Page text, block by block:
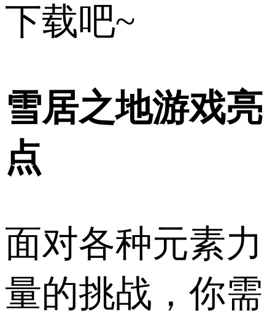
下载吧~
雪居之地游戏亮
点
面对各种元素力
量的挑战，你需